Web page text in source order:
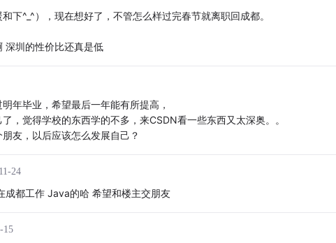
下^_^），现在想好了，不管怎么样过完春节就离职回成都。
深圳的性价比还真是低
年毕业，希望最后一年能有所提高，
，觉得学校的东西学的不多，来CSDN看一些东西又太深奥。。
友，以后应该怎么发展自己？
24
成都工作 Java的哈 希望和楼主交朋友
15